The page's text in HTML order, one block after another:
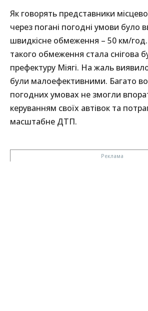
Як говорять представники
через погані погодні умови було
швидкісне обмеження – 50 км/
такого обмеження стала снігова
префектуру Міягі. На жаль
були малоефективними. Багато
погодних умовах не змогли
керуванням своїх автівок та
масштабне ДТП.